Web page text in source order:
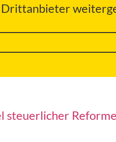
Drittanbieter
steuerlicher